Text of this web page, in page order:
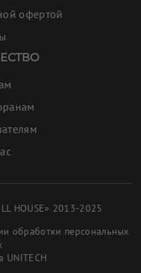
офертой
HOUSE» 2013-2025
обработки персональных
UNITECH